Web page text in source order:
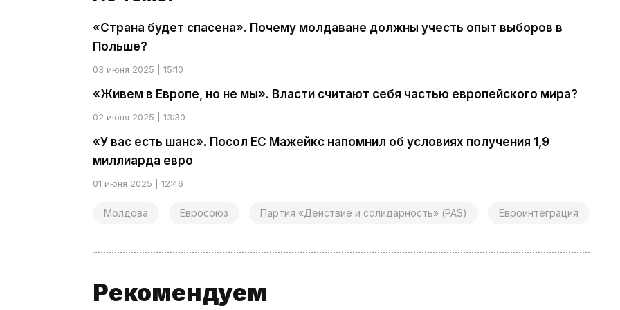
«Страна будет спасена». Почему молдаване должны учесть опыт выборов в
Польше?
03 июня 2025 | 15:10
«Живем в Европе, но не мы». Власти считают себя частью европейского мира?
02 июня 2025 | 13:30
«У вас есть шанс». Посол ЕС Мажейкс напомнил об условиях получения 1,9
миллиарда евро
01 июня 2025 | 12:46
Молдова Евросоюз Партия «Действие и солидарность» (PAS) Евроинтеграция
Рекомендуем